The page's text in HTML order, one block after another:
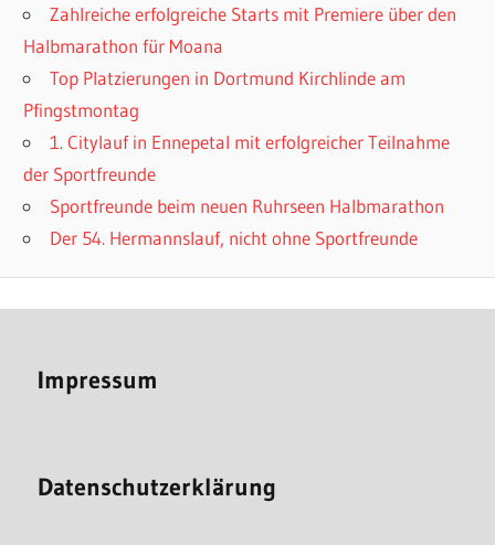
Zahlreiche erfolgreiche Starts mit Premiere über den
Halbmarathon für Moana
Top Platzierungen in Dortmund Kirchlinde am
Pfingstmontag
1. Citylauf in Ennepetal mit erfolgreicher Teilnahme
der Sportfreunde
Sportfreunde beim neuen Ruhrseen Halbmarathon
Der 54. Hermannslauf, nicht ohne Sportfreunde
Impressum
Datenschutzerklärung